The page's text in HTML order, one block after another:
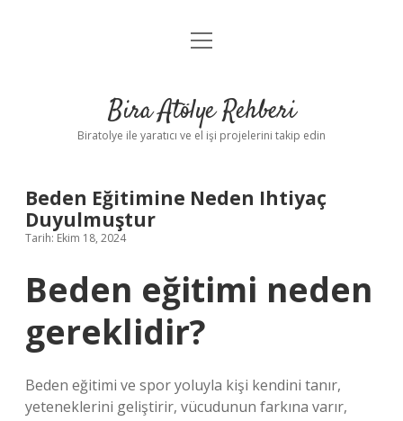
Anasayfa
Yasal Uyarı
menüyü
Bira Atölye Rehberi
Biratolye ile yaratıcı ve el işi projelerini takip edin
Beden Eğitimine Neden Ihtiyaç
Duyulmuştur
Tarih: Ekim 18, 2024
Beden eğitimi neden
gereklidir?
Beden eğitimi ve spor yoluyla kişi kendini tanır,
yeteneklerini geliştirir, vücudunun farkına varır,